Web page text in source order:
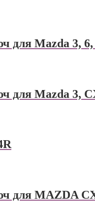
для Mazda 3,
для Mazda 3,
для MAZDA